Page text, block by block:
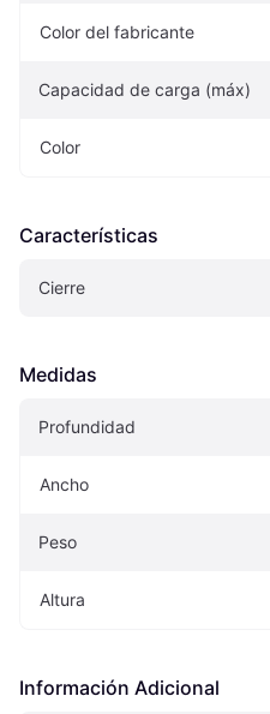
Color del fabricante
Capacidad de carga (máx)
Color
Características
Cierre
Medidas
Profundidad
Ancho
Peso
Altura
Información Adicional